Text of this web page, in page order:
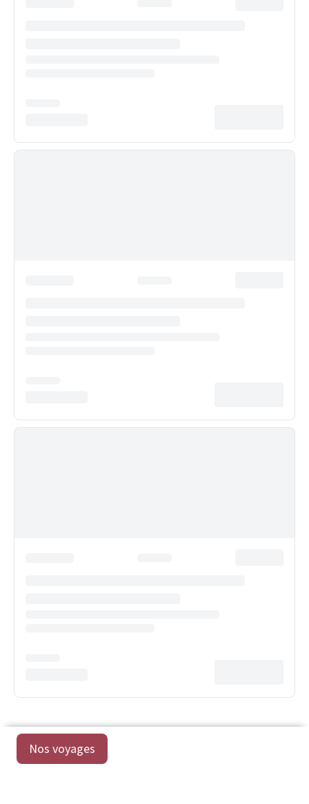
Nos voyages